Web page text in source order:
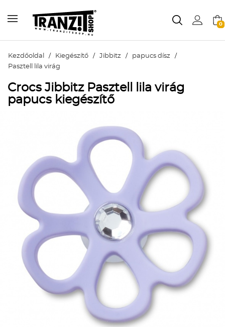
0
Kezdőoldal / Kiegészítő / Jibbitz / papucs dísz /
Pasztell lila virág
Crocs Jibbitz Pasztell lila virág
papucs kiegészítő